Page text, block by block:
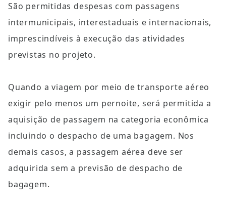
São permitidas despesas com passagens
intermunicipais, interestaduais e internacionais,
imprescindíveis à execução das atividades
previstas no projeto.
Quando a viagem por meio de transporte aéreo
exigir pelo menos um pernoite, será permitida a
aquisição de passagem na categoria econômica
incluindo o despacho de uma bagagem. Nos
demais casos, a passagem aérea deve ser
adquirida sem a previsão de despacho de
bagagem.